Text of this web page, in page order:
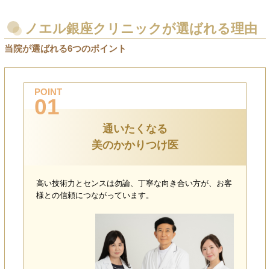
ノエル銀座クリニックが選ばれる理由
当院が選ばれる6つのポイント
POINT
01
通いたくなる
美のかかりつけ医
高い技術力とセンスは勿論、丁寧な向き合い方が、お客
様との信頼につながっています。